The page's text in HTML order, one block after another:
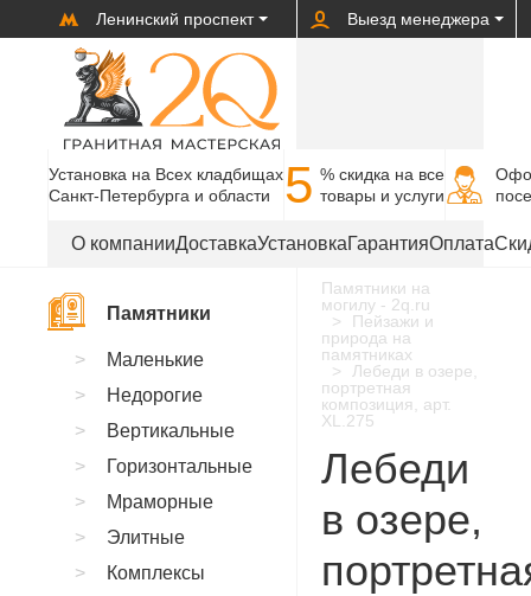
Ленинский проспект Выезд менеджера
Установка на Всех кладбищах
Санкт-Петербурга и области
5 % cкидка на все
товары и услуги
О компанииДоставкаУстановкаГарантияОплата
Памятники на
могилу - 2q.ru
Пейзажи и
природа на
памятниках
Лебеди в озере,
портретная
композиция, арт.
XL.275
Лебеди
в озере,
Памятники
Маленькие
Недорогие
Вертикальные
Горизонтальные
Мраморные
Элитные
Комплексы